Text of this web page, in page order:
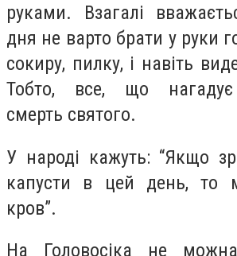
руками. Взагалі
дня не варто брати у руки
сокиру, пилку, і навіть
Тобто, все, що нагадує
смерть святого.
У народі кажуть: “Якщо
капусти в цей день, то
кров”.
На Головосіка не можна